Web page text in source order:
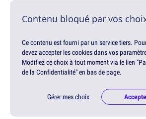
Contenu bloqué par vos
Ce contenu est fourni par un service tiers.
devez accepter les cookies dans vos
Modifiez ce choix à tout moment via le lien
de la Confidentialité" en bas de page.
Gérer mes choix